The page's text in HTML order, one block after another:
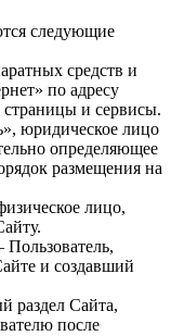
следующие
средств и
по адресу
страницы и сервисы.
юридическое лицо
определяющее
размещения на
лицо,
и создавший
раздел Сайта,
после